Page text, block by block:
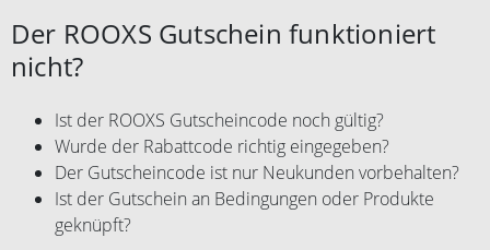
Der ROOXS Gutschein funktioniert
nicht?
Ist der ROOXS Gutscheincode noch gültig?
Wurde der Rabattcode richtig eingegeben?
Der Gutscheincode ist nur Neukunden vorbehalten?
Ist der Gutschein an Bedingungen oder Produkte
geknüpft?